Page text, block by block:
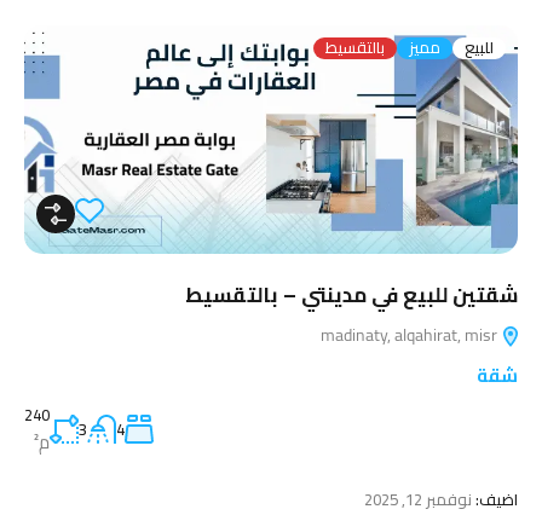
للبيع مميز بالتقسيط
شقتين للبيع في مدينتي – بالتقسيط
شقة
4
3
240
م²
اضيف:نوفمبر 12, 2025